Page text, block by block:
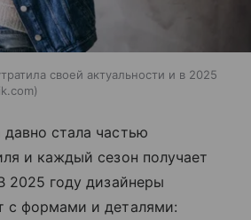
своей актуальности и в 2025
стала частью
и каждый сезон получает
2025 году дизайнеры
с формами и деталями: